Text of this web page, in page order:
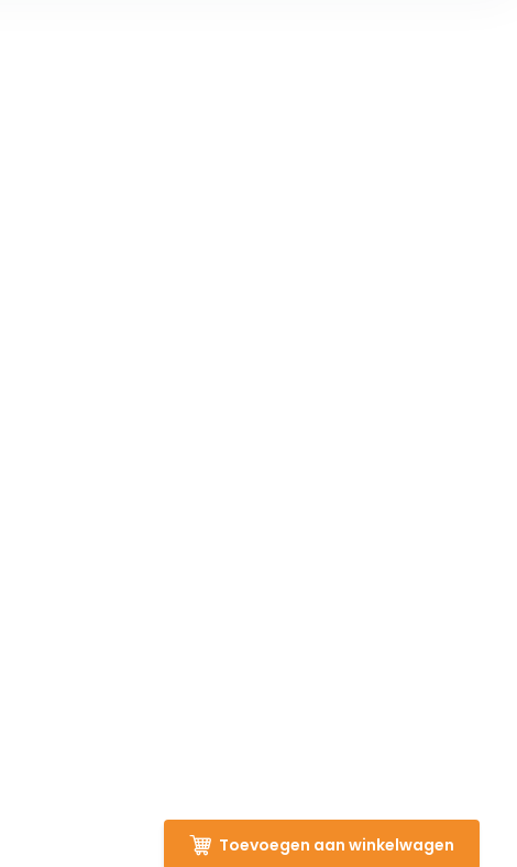
Toevoegen aan winkelwagen